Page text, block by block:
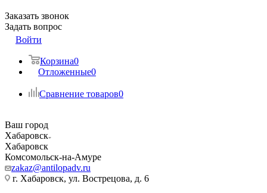
Заказать звонок
Задать вопрос
Войти
Корзина0
Отложенные0
Сравнение товаров0
Ваш город
Хабаровск
Хабаровск
Комсомольск-на-Амуре
zakaz@antilopadv.ru
г. Хабаровск, ул. Вострецова, д. 6